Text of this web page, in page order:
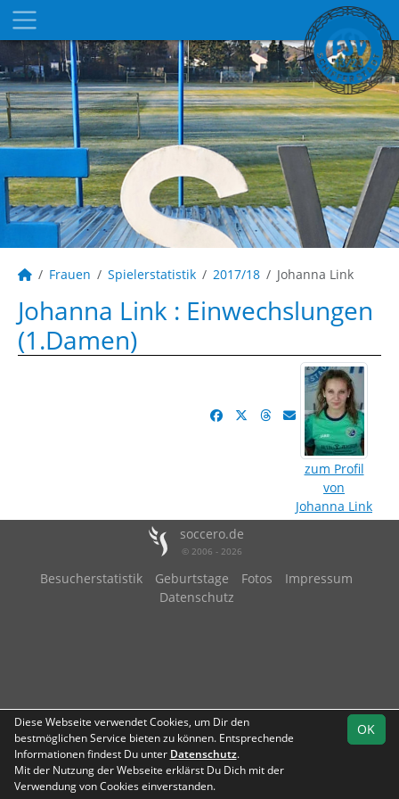
Frauen Spielerstatistik 2017/18 Johanna Link
Johanna Link : Einwechslungen
(1.Damen)
zum Profil
von
Johanna Link
soccero.de
© 2006 - 2026
Besucherstatistik Geburtstage Fotos
Impressum
Datenschutz
OK
Diese Webseite verwendet Cookies, um Dir den
bestmöglichen Service bieten zu können. Entsprechende
Informationen findest Du unter Datenschutz.
Mit der Nutzung der Webseite erklärst Du Dich mit der
Verwendung von Cookies einverstanden.